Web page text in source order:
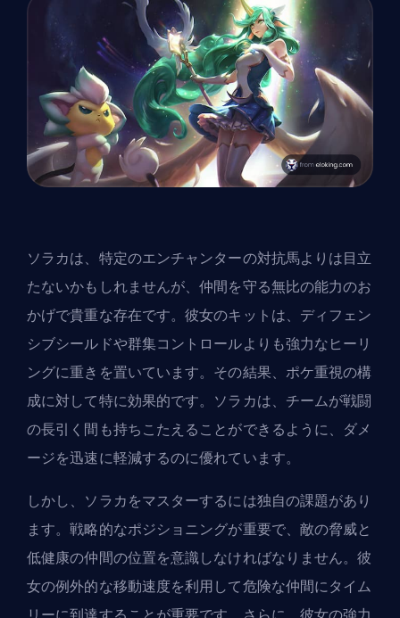
ソラカは、特定のエンチャンターの対抗馬よりは目立
たないかもしれませんが、仲間を守る無比の能力のお
かげで貴重な存在です。彼女のキットは、ディフェン
シブシールドや群集コントロールよりも強力なヒーリ
ングに重きを置いています。その結果、ポケ重視の構
成に対して特に効果的です。ソラカは、チームが戦闘
の長引く間も持ちこたえることができるように、ダメ
ージを迅速に軽減するのに優れています。
しかし、ソラカをマスターするには独自の課題があり
ます。戦略的なポジショニングが重要で、敵の脅威と
低健康の仲間の位置を意識しなければなりません。彼
女の例外的な移動速度を利用して危険な仲間にタイム